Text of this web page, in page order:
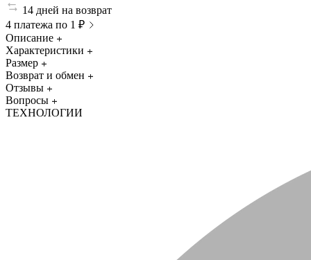
14 дней на возврат
4 платежа по 1 ₽
Описание
Характеристики
Размер
Возврат и обмен
Отзывы
Вопросы
ТЕХНОЛОГИИ